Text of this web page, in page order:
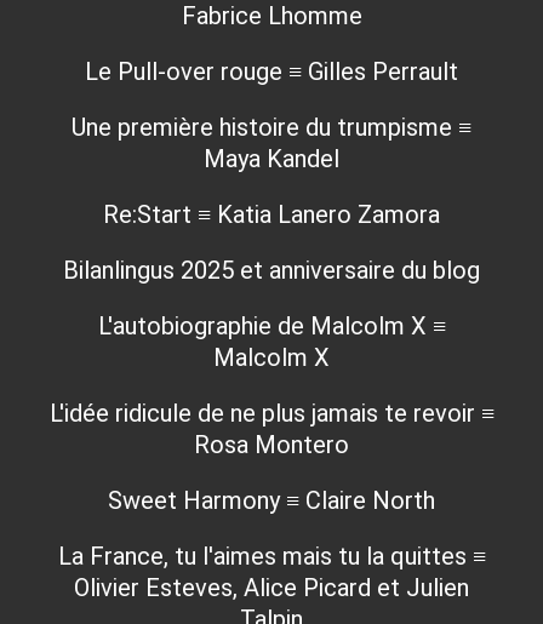
Fabrice Lhomme
Le Pull-over rouge ≡ Gilles Perrault
Une première histoire du trumpisme ≡
Maya Kandel
Re:Start ≡ Katia Lanero Zamora
Bilanlingus 2025 et anniversaire du blog
L'autobiographie de Malcolm X ≡
Malcolm X
L'idée ridicule de ne plus jamais te revoir ≡
Rosa Montero
Sweet Harmony ≡ Claire North
La France, tu l'aimes mais tu la quittes ≡
Olivier Esteves, Alice Picard et Julien